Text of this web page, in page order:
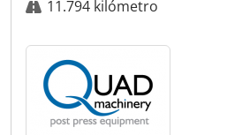
11.794 kilómetro